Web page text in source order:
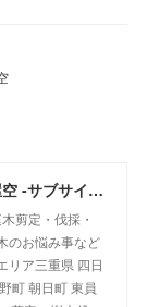
三重県剪定伐採専門店 剪定屋空 -サブサイト-
剪定・伐採・
のお悩み事など
リア三重県 四日
町 朝日町 東員